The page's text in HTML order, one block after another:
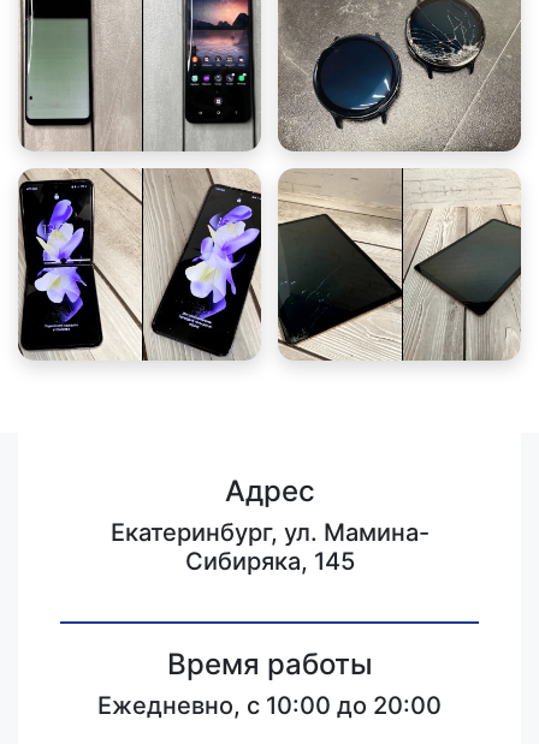
Адрес
Екатеринбург, ул. Мамина-
Сибиряка, 145
Время работы
Ежедневно, с 10:00 до 20:00